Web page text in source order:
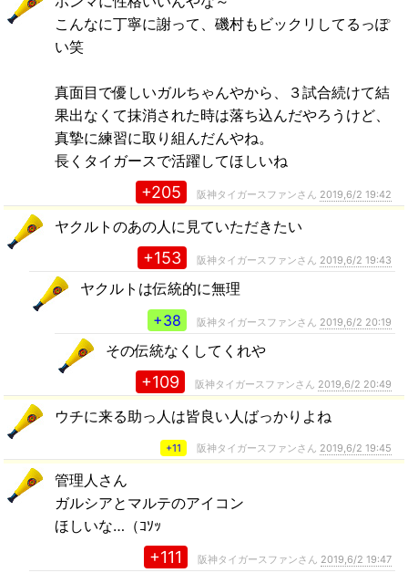
こんなに丁寧に謝って、磯村もビックリしてるっぽ
い笑
真面目で優しいガルちゃんやから、３試合続けて結
果出なくて抹消された時は落ち込んだやろうけど、
真摯に練習に取り組んだんやね。
長くタイガースで活躍してほしいね
+205 阪神タイガースファンさん 2019,6/2 19:42
ヤクルトのあの人に見ていただきたい
+153 阪神タイガースファンさん 2019,6/2 19:43
ヤクルトは伝統的に無理
+38
阪神タイガースファンさん 2019,6/2 20:19
その伝統なくしてくれや
+109 阪神タイガースファンさん 2019,6/2 20:49
ウチに来る助っ人は皆良い人ばっかりよね
+11 阪神タイガースファンさん 2019,6/2 19:45
管理人さん
ガルシアとマルテのアイコン
ほしいな…（ｺｿｯ
+111 阪神タイガースファンさん 2019,6/2 19:47